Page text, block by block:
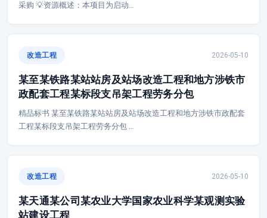
采购 💡资源概述：本项目为启动…
改造工程 2026-05-10
某至某铁路某站站房及站场改造工程和地方涉铁市
政配套工程某标段支吊架工程劳务分包
精品标书 某至某铁路某站站房及站场改造工程和地方涉铁市政配套
工程某标段支吊架工程劳务分包 …
改造工程 2026-05-10
某天通某公司某农业大学国家农业科学某观测实验
站建设工程